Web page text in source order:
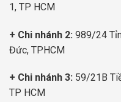
1, TP HCM
+ Chi nhánh 2: 989/24
Đức, TPHCM
+ Chi nhánh 3: 59/21B
TP HCM